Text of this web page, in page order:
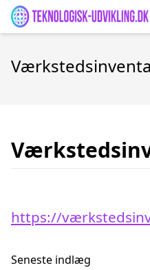
https://
Seneste indlæg